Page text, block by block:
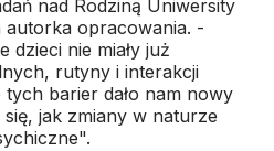
nad Rodziną Uniwersity
autorka opracowania. -
dzieci nie miały już
rutyny i interakcji
tych barier dało nam nowy
jak zmiany w naturze